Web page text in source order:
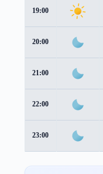
19:00
20:00
21:00
22:00
23:00